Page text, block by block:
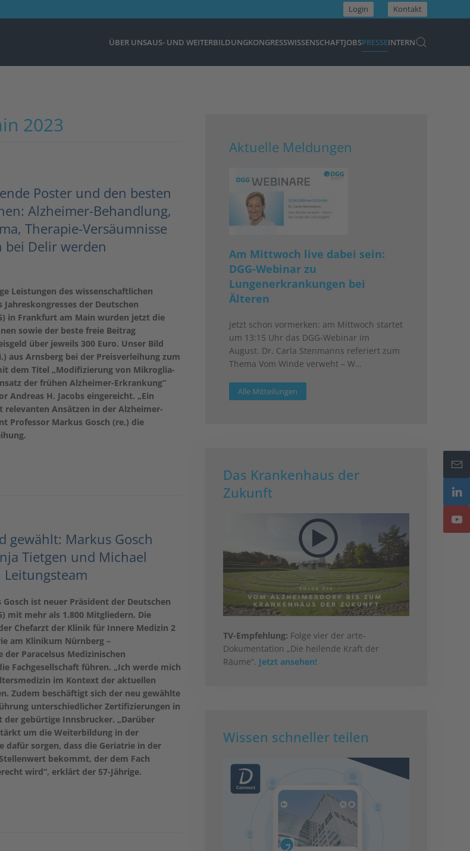
Login Kontakt
ÜBER UNSAUS- UND WEITERBILDUNGKONGRESSWISSENSCHAFTJOBSPRESSEINTERN
2023
Poster und den besten
Alzheimer-Behandlung,
Therapie-Versäumnisse
bei Delir werden
Leistungen des wissenschaftlichen
der Deutschen
in Frankfurt am Main wurden jetzt die
sowie der beste freie Beitrag
über jeweils 300 Euro. Unser Bild
aus Arnsberg bei der Preisverleihung zum
dem Titel „Modifizierung von Mikroglia-
der frühen Alzheimer-Erkrankung“
Andreas H. Jacobs eingereicht. „Ein
Ansätzen in der Alzheimer-
Professor Markus Gosch (re.) die
gewählt: Markus Gosch
Tietgen und Michael
Leitungsteam
Gosch ist neuer Präsident der Deutschen
mit mehr als 1.800 Mitgliedern. Die
Chefarzt der Klinik für Innere Medizin 2
am Klinikum Nürnberg –
Paracelsus Medizinischen
Fachgesellschaft führen. „Ich werde mich
im Kontext der aktuellen
Zudem beschäftigt sich der neu gewählte
unterschiedlicher Zertifizierungen in
gebürtige Innsbrucker. „Darüber
um die Weiterbildung in der
sorgen, dass die Geriatrie in der
bekommt, der dem Fach
wird“, erklärt der 57-Jährige.
Aktuelle Meldungen
Am Mittwoch live dabei sein:
DGG-Webinar zu
Lungenerkrankungen bei
Älteren
Jetzt schon vormerken: am Mittwoch startet
um 13:15 Uhr das DGG-Webinar im
August. Dr. Carla Stenmanns referiert zum
Thema Vom Winde verweht – W…
Alle Mitteilungen
Das Krankenhaus der
Zukunft
TV-Empfehlung: Folge vier der arte-
Dokumentation „Die heilende Kraft der
Räume“. Jetzt ansehen!
Wissen schneller teilen